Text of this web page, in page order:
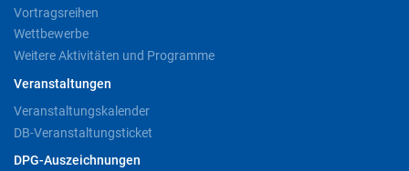
Vortragsreihen
Wettbewerbe
Weitere Aktivitäten und Programme
Veranstaltungen
Veranstaltungskalender
DB-Veranstaltungsticket
DPG-Auszeichnungen